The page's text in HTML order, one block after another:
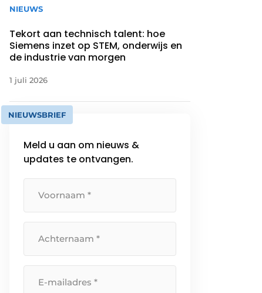
NIEUWS
Tekort aan technisch talent: hoe
Siemens inzet op STEM, onderwijs en
de industrie van morgen
1 juli 2026
NIEUWSBRIEF
Meld u aan om nieuws &
updates te ontvangen.